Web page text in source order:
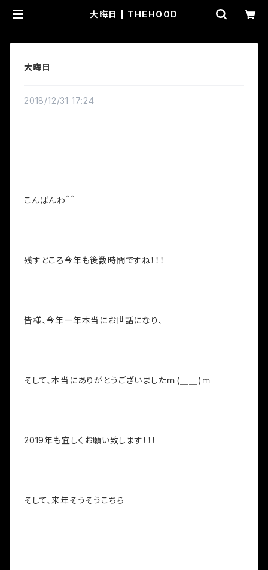
大晦日 | THEHOOD
大晦日
2018/12/31 17:24
こんばんわ＾＾
残すところ今年も後数時間ですね！！！
皆様、今年一年本当にお世話になり、
そして、本当にありがとうございましたｍ(＿＿)ｍ
2019年も宜しくお願い致します！！！
そして、来年そうそうこちら